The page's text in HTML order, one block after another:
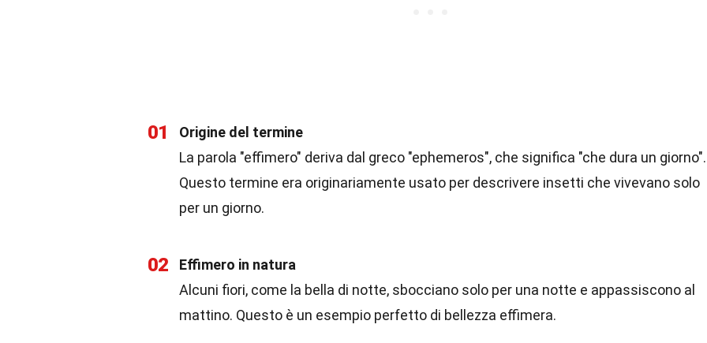
01
Origine del termine
La parola "effimero" deriva dal greco "ephemeros", che significa "che dura un giorno".
Questo termine era originariamente usato per descrivere insetti che vivevano solo
per un giorno.
02
Effimero in natura
Alcuni fiori, come la bella di notte, sbocciano solo per una notte e appassiscono al
mattino. Questo è un esempio perfetto di bellezza effimera.